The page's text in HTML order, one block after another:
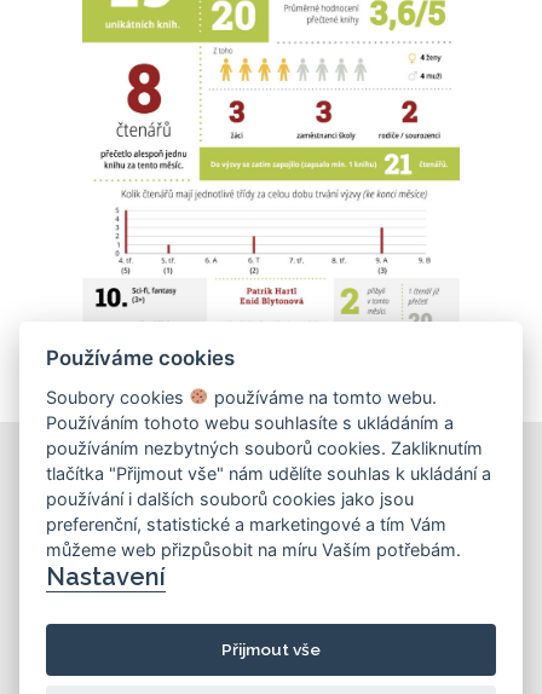
KONTAKT
info@zskosinova.cz
Používáme cookies
Soubory cookies
používáme na tomto webu.
Používáním tohoto webu souhlasíte s ukládáním a
používáním nezbytných souborů cookies. Zakliknutím
tlačítka "Přijmout vše" nám udělíte souhlas k ukládání a
používání i dalších souborů cookies jako jsou
preferenční, statistické a marketingové a tím Vám
můžeme web přizpůsobit na míru Vaším potřebám.
Nastavení
Přijmout vše